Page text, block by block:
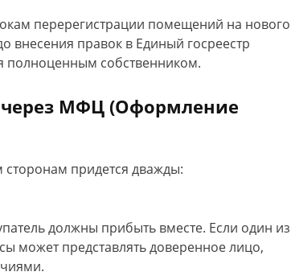
перерегистрации помещений на нового
внесения правок в Единый госреестр
полноценным собственником.
через МФЦ (Оформление
придется дважды:
должны прибыть вместе. Если один из
может представлять доверенное лицо,